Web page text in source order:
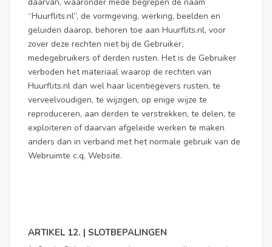
“Huurflits.nl”, de vormgeving, werking, beelden en
geluiden daarop, behoren toe aan Huurflits.nl, voor
zover deze rechten niet bij de Gebruiker,
medegebruikers of derden rusten. Het is de Gebruiker
verboden het materiaal waarop de rechten van
Huurflits.nl dan wel haar licentiegevers rusten, te
verveelvoudigen, te wijzigen, op enige wijze te
reproduceren, aan derden te verstrekken, te delen, te
exploiteren of daarvan afgeleide werken te maken
anders dan in verband met het normale gebruik van de
Webruimte c.q. Website.
ARTIKEL 12. | SLOTBEPALINGEN